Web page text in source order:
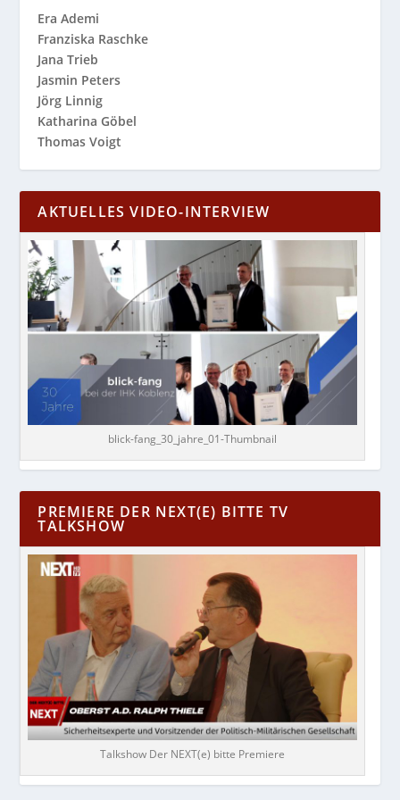
Era Ademi
Franziska Raschke
Jana Trieb
Jasmin Peters
Jörg Linnig
Katharina Göbel
Thomas Voigt
AKTUELLES VIDEO-INTERVIEW
blick-fang_30_jahre_01-Thumbnail
PREMIERE DER NEXT(E) BITTE TV
TALKSHOW
Talkshow Der NEXT(e) bitte Premiere